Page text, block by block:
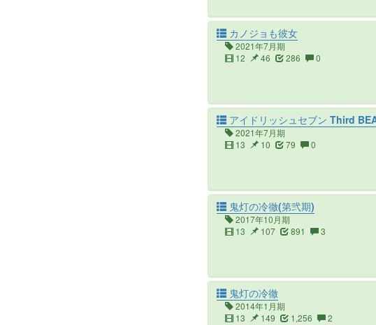
カノジョも彼女
2021年7月期
12
46 286 0
アイドリッシュセブン Third
2021年7月期
13
10 79 0
鬼灯の冷徹(第弐期)
2017年10月期
13
107 891 3
鬼灯の冷徹
2014年1月期
13
149 1,256 2